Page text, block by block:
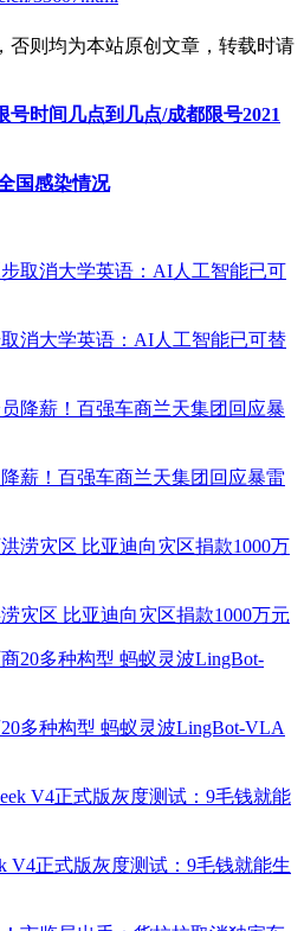
否则均为本站原创文章，转载时请
号时间几点到几点/成都限号2021
国感染情况
消大学英语：AI人工智能已可替
薪！百强车商兰天集团回应暴雷
灾区 比亚迪向灾区捐款1000万元
多种构型 蚂蚁灵波LingBot-VLA
V4正式版灰度测试：9毛钱就能生